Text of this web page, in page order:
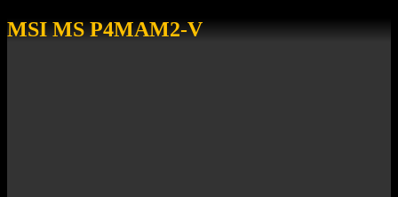
MSI MS P4MAM2-V